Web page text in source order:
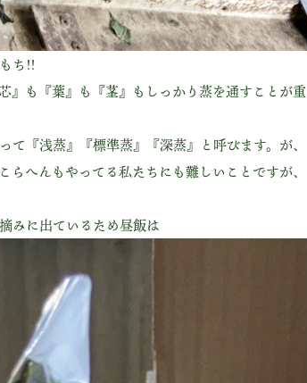
ち!!
』も『葉』も『茎』もしっかり蒸を通すことが重
『浅蒸』『標準蒸』『深蒸』と呼びます。が、
へんもやってる私たちにも難しいことですが、
みに出ているため昼飯は